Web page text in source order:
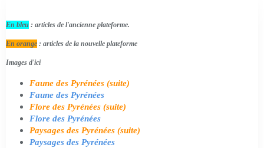
En bleu : articles de l'ancienne plateforme.
En orange : articles de la nouvelle plateforme
Images d'ici
Faune des Pyrénées (suite)
Faune des Pyrénées
Flore des Pyrénées (suite)
Flore des Pyrénées
Paysages des Pyrénées (suite)
Paysages des Pyrénées